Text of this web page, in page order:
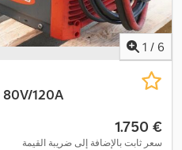
1 / 6
120A
‏1.750 €
سعر ثابت بالإضافة إلى ضريبة القيمة